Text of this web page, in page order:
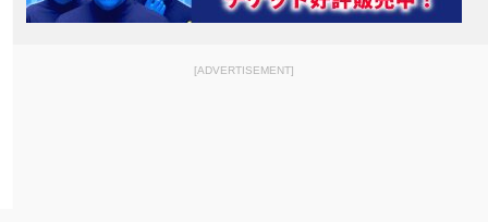
[ADVERTISEMENT]